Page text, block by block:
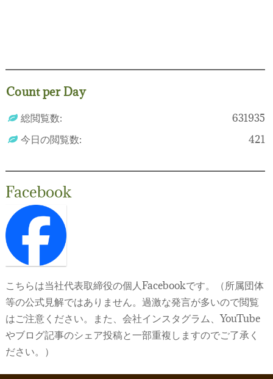
Count per Day
631935
総閲覧数:
421
今日の閲覧数:
Facebook
こちらは当社代表取締役の個人Facebookです。（所属団体
等の公式見解ではありません。過激な発言が多いので閲覧
はご注意ください。また、会社インスタグラム、YouTube
やブログ記事のシェア投稿と一部重複しますのでご了承く
ださい。）